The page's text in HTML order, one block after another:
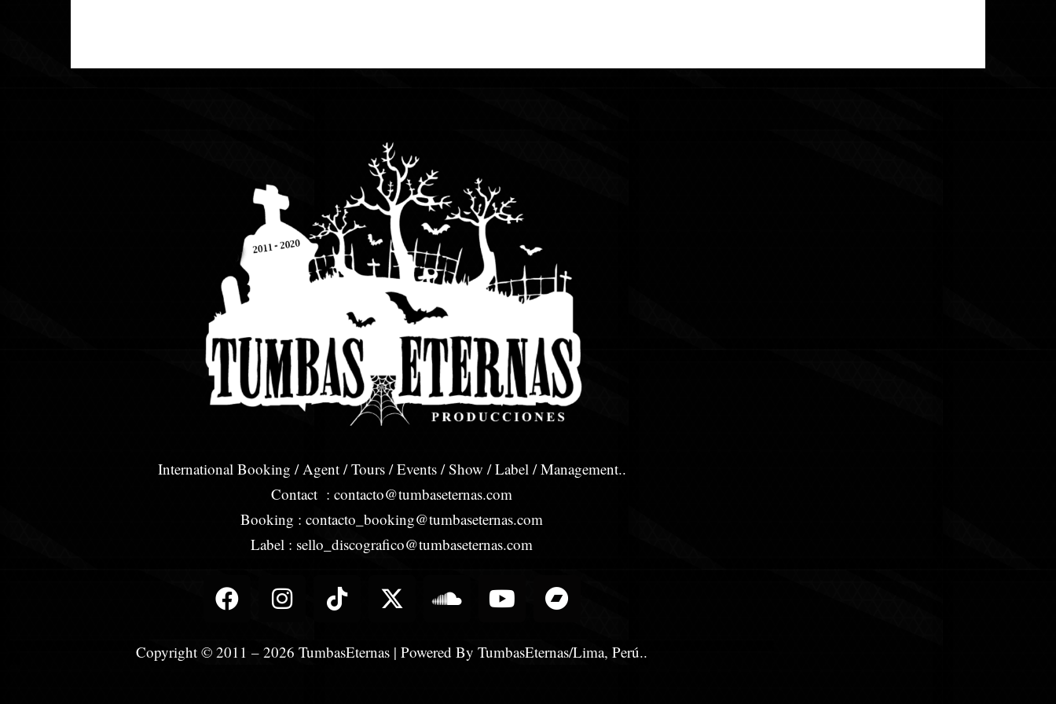
International Booking / Agent / Tours / Events / Show / Label / Management..
Contact : contacto@tumbaseternas.com
Booking : contacto_booking@tumbaseternas.com
Label : sello_discografico@tumbaseternas.com
F
a
e
I
n
t
T
i
t
X
-
w
S
o
n
Y
o
t
B
a
d
Copyright © 2011 – 2026 TumbasEternas | Powered By TumbasEternas/Lima, Perú..